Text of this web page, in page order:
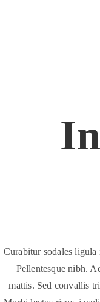
Curabitur sodales
Pellentesque nibh.
mattis. Sed convallis